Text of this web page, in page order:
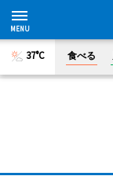
37°C 食べる